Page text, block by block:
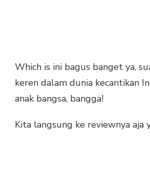
Which is ini bagus banget ya,
keren dalam dunia kecantikan
anak bangsa, bangga!
Kita langsung ke reviewnya aja